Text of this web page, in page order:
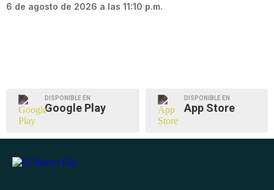
6 de agosto de 2026 a las 11:10 p.m.
DISPONIBLE EN
Google Play
DISPONIBLE EN
App Store